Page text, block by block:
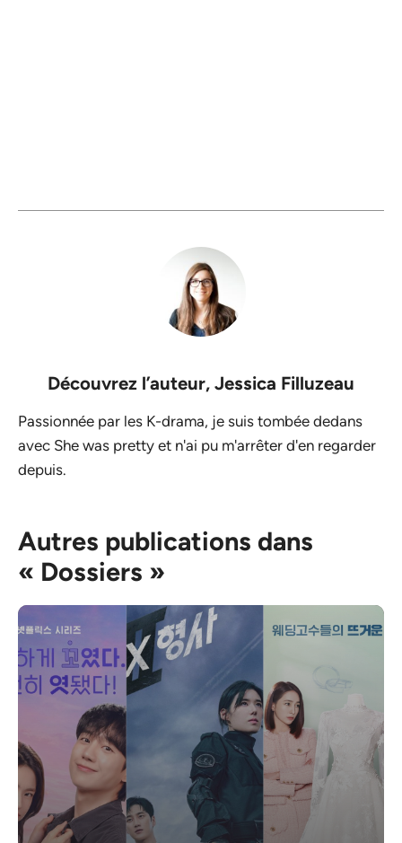
Découvrez l’auteur, Jessica Filluzeau
Passionnée par les K-drama, je suis tombée dedans
avec She was pretty et n'ai pu m'arrêter d'en regarder
depuis.
Autres publications dans
« Dossiers »